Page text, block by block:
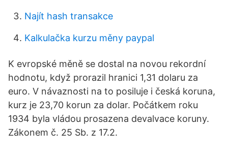
Najít hash transakce
Kalkulačka kurzu měny paypal
K evropské měně se dostal na novou rekordní
hodnotu, když prorazil hranici 1,31 dolaru za
euro. V návaznosti na to posiluje i česká koruna,
kurz je 23,70 korun za dolar. Počátkem roku
1934 byla vládou prosazena devalvace koruny.
Zákonem č. 25 Sb. z 17.2.